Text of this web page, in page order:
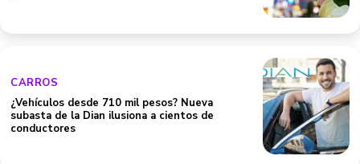
CARROS
¿Vehículos desde 710 mil pesos? Nueva
subasta de la Dian ilusiona a cientos de
conductores